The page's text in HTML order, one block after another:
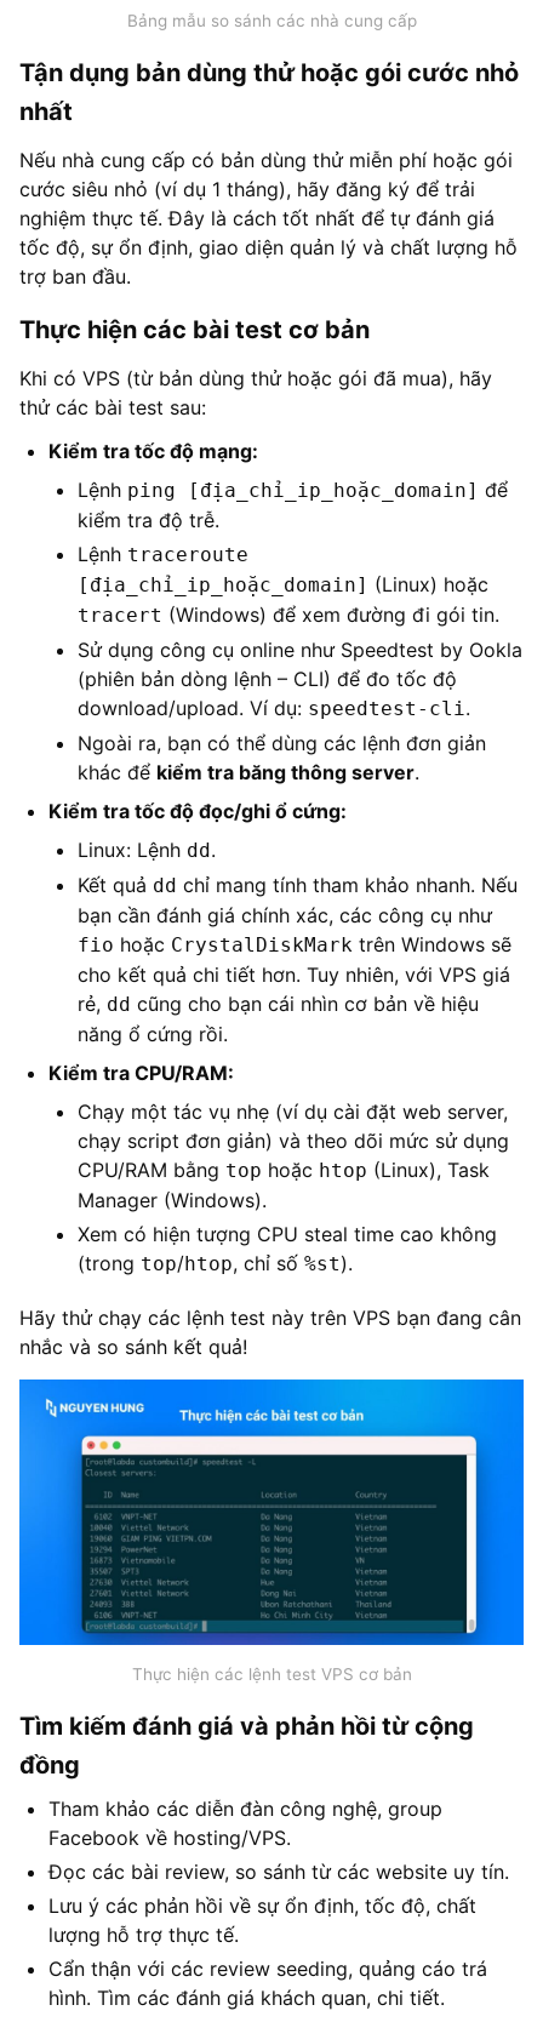
Bảng mẫu so sánh các nhà cung cấp
Tận dụng bản dùng thử hoặc gói cước nhỏ
nhất
Nếu nhà cung cấp có bản dùng thử miễn phí hoặc gói
cước siêu nhỏ (ví dụ 1 tháng), hãy đăng ký để trải
nghiệm thực tế. Đây là cách tốt nhất để tự đánh giá
tốc độ, sự ổn định, giao diện quản lý và chất lượng hỗ
trợ ban đầu.
Thực hiện các bài test cơ bản
Khi có VPS (từ bản dùng thử hoặc gói đã mua), hãy
thử các bài test sau:
Kiểm tra tốc độ mạng:
Lệnh ping [địa_chỉ_ip_hoặc_domain] để
kiểm tra độ trễ.
Lệnh traceroute
[địa_chỉ_ip_hoặc_domain] (Linux) hoặc
tracert (Windows) để xem đường đi gói tin.
Sử dụng công cụ online như Speedtest by Ookla
(phiên bản dòng lệnh – CLI) để đo tốc độ
download/upload. Ví dụ: speedtest-cli.
Ngoài ra, bạn có thể dùng các lệnh đơn giản
khác để kiểm tra băng thông server.
Kiểm tra tốc độ đọc/ghi ổ cứng:
Linux: Lệnh dd .
Kết quả dd chỉ mang tính tham khảo nhanh. Nếu
bạn cần đánh giá chính xác, các công cụ như
fio hoặc CrystalDiskMark trên Windows sẽ
cho kết quả chi tiết hơn. Tuy nhiên, với VPS giá
rẻ, dd cũng cho bạn cái nhìn cơ bản về hiệu
năng ổ cứng rồi.
Kiểm tra CPU/RAM:
Chạy một tác vụ nhẹ (ví dụ cài đặt web server,
chạy script đơn giản) và theo dõi mức sử dụng
CPU/RAM bằng top hoặc htop (Linux), Task
Manager (Windows).
Xem có hiện tượng CPU steal time cao không
(trong top/htop, chỉ số %st).
Hãy thử chạy các lệnh test này trên VPS bạn đang cân
nhắc và so sánh kết quả!
Thực hiện các lệnh test VPS cơ bản
Tìm kiếm đánh giá và phản hồi từ cộng
đồng
Tham khảo các diễn đàn công nghệ, group
Facebook về hosting/VPS.
Đọc các bài review, so sánh từ các website uy tín.
Lưu ý các phản hồi về sự ổn định, tốc độ, chất
lượng hỗ trợ thực tế.
Cẩn thận với các review seeding, quảng cáo trá
hình. Tìm các đánh giá khách quan, chi tiết.